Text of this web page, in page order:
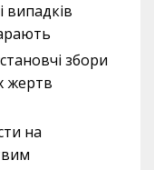
випадків
збори
жертв
на